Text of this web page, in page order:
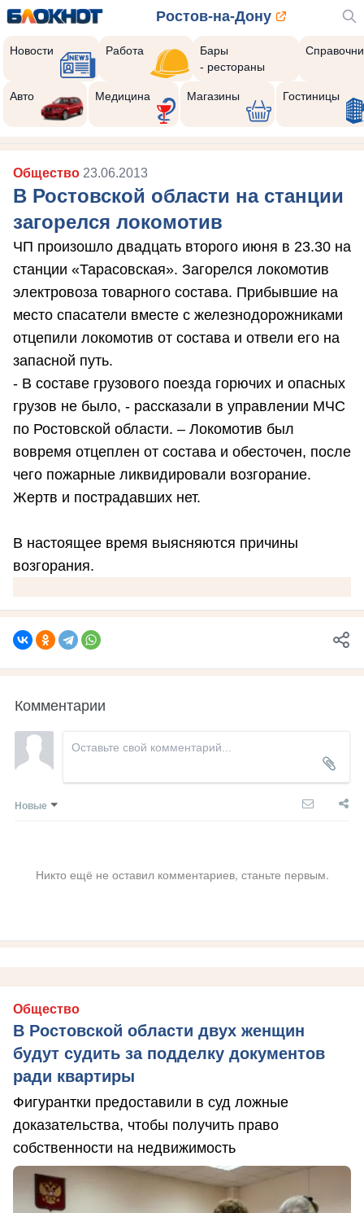
Ростов-на-Дону
Новости Работа
Бары
- рестораны
Авто Медицина Магазины Гостиницы
Общество 23.06.2013
В Ростовской области на станции
загорелся локомотив
ЧП произошло двадцать второго июня в 23.30 на
станции «Тарасовская». Загорелся локомотив
электровоза товарного состава. Прибывшие на
место спасатели вместе с железнодорожниками
отцепили локомотив от состава и отвели его на
запасной путь.
- В составе грузового поезда горючих и опасных
грузов не было, - рассказали в управлении МЧС
по Ростовской области. – Локомотив был
вовремя отцеплен от состава и обесточен, после
чего пожарные ликвидировали возгорание.
Жертв и пострадавших нет.
В настоящее время выясняются причины
возгорания.
Комментарии
Новые
Никто ещё не оставил комментариев, станьте первым.
Общество
В Ростовской области двух женщин
будут судить за подделку документов
ради квартиры
Фигурантки предоставили в суд ложные
доказательства, чтобы получить право
собственности на недвижимость